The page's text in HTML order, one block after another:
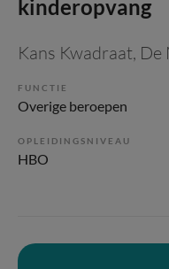
kinderopvang
Kans Kwadraat, De
FUNCTIE
Overige beroepen
OPLEIDINGSNIVEAU
HBO